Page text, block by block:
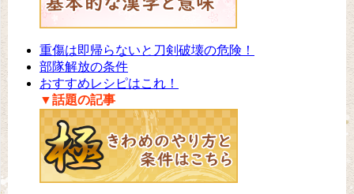
重傷は即帰らないと刀剣破壊の危険！
部隊解放の条件
おすすめレシピはこれ！
▼話題の記事